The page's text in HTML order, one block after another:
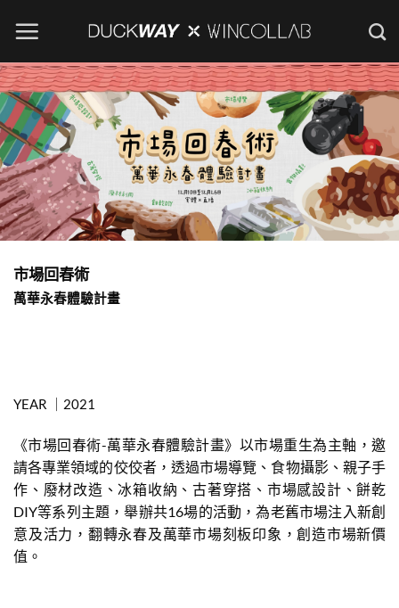
市場回春術
萬華永春體驗計畫
YEAR ｜2021
《市場回春術-萬華永春體驗計畫》以市場重生為主軸，邀
請各專業領域的佼佼者，透過市場導覽、食物攝影、親子手
作、廢材改造、冰箱收納、古著穿搭、市場感設計、餅乾
DIY等系列主題，舉辦共16場的活動，為老舊市場注入新創
意及活力，翻轉永春及萬華市場刻板印象，創造市場新價
值。